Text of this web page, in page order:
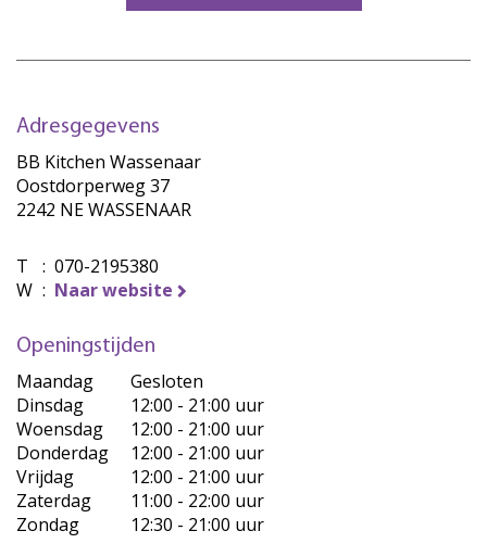
Adresgegevens
BB Kitchen Wassenaar
Oostdorperweg 37
2242 NE WASSENAAR
T : 070-2195380
W : Naar website
Openingstijden
Maandag
Gesloten
Dinsdag
12:00 - 21:00 uur
Woensdag
12:00 - 21:00 uur
Donderdag
12:00 - 21:00 uur
Vrijdag
12:00 - 21:00 uur
Zaterdag
11:00 - 22:00 uur
Zondag
12:30 - 21:00 uur